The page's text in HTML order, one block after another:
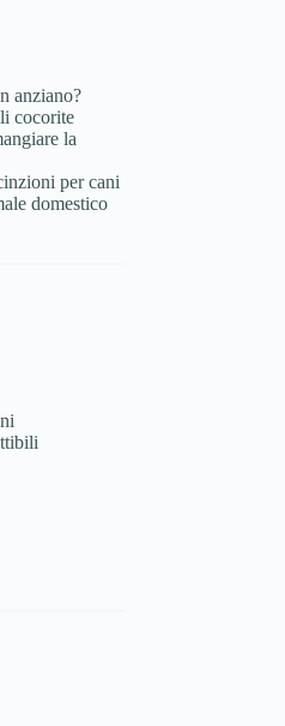
anziano?
cocorite
la
per cani
domestico